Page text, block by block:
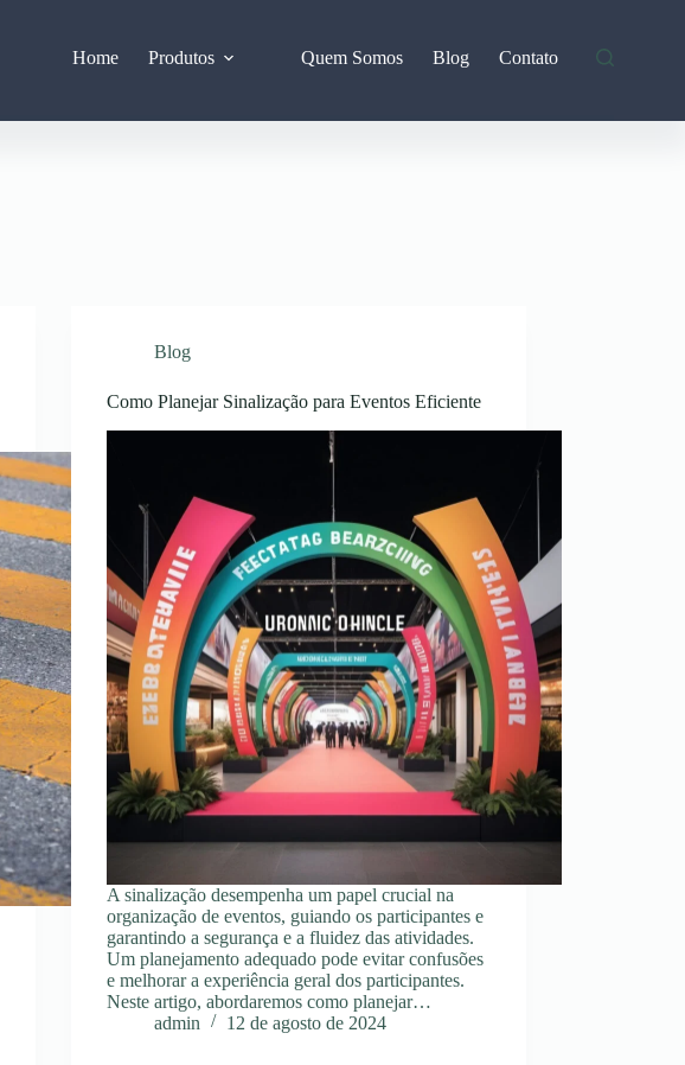
Home Produtos Quem Somos Blog Contato
Blog
Como Planejar Sinalização para Eventos Eficiente
A sinalização desempenha um papel crucial na
organização de eventos, guiando os participantes e
garantindo a segurança e a fluidez das atividades.
Um planejamento adequado pode evitar confusões
e melhorar a experiência geral dos participantes.
Neste artigo, abordaremos como planejar…
admin
12 de agosto de 2024